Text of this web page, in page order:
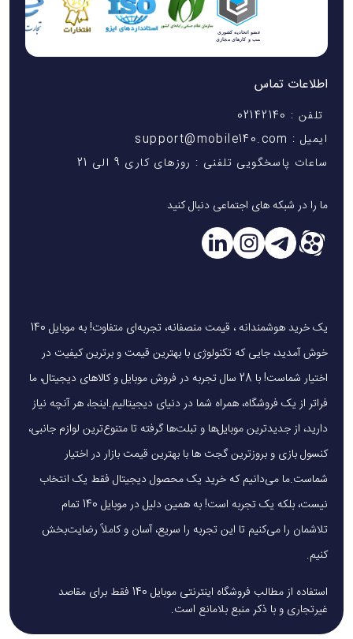
اطلاعات تماس
تلفن : 02142140
ایمیل : support@mobile140.com
ساعات پاسخگویی تلفنی : روزهای کاری 9 الی 21
ما را در شبکه های اجتماعی دنبال کنید
یک خرید هوشمندانه ، قیمت منصفانه، تجربه‌ای متفاوت! به موبایل 140
خوش آمدید، جایی که تکنولوژی با بهترین قیمت و برترین کیفیت در
اختیار شماست! با 28 سال تجربه در فروش موبایل و کالاهای دیجیتال، ما
فراتر از یک فروشگاه، همراه شما در دنیای دیجیتالیم.اینجا، هر آنچه نیاز
دارید، از جدیدترین موبایل‌ها و تبلت‌ها گرفته تا متنوع‌ترین لوازم جانبی،
کنسول بازی و بروزترین گجت ها با بهترین قیمت بازار در اختیار
شماست.ما می‌دانیم که خرید یک محصول دیجیتال فقط یک انتخاب
نیست، بلکه یک تجربه است! به همین دلیل در موبایل 140 تمام
تلاشمان را می‌کنیم تا این تجربه را سریع، آسان و کاملاً رضایت‌بخش
کنیم.
استفاده از مطالب فروشگاه اینترنتی موبایل 140 فقط برای مقاصد
غیرتجاری و با ذکر منبع بلامانع است.